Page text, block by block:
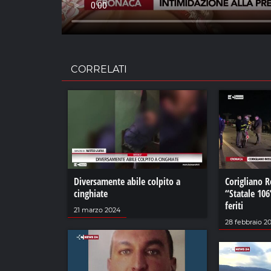
CORRELATI
Diversamente abile colpito a
cinghiate
21 marzo 2024
Corigliano
“Statale
feriti
28 febbraio